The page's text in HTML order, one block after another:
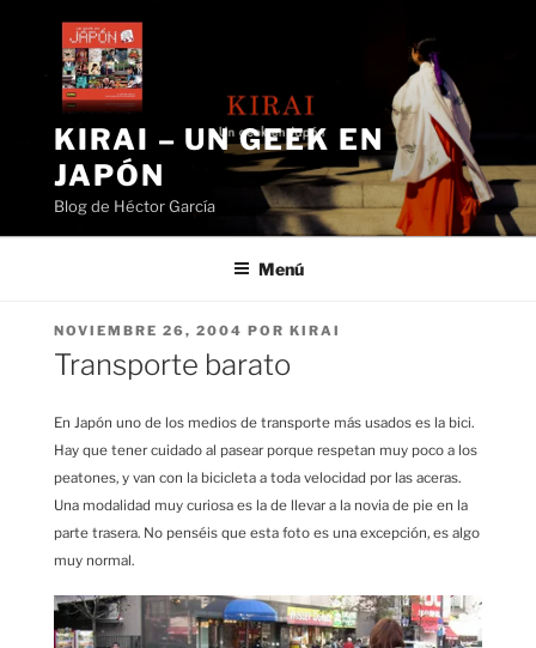
contenido
KIRAI – UN GEEK EN
JAPÓN
Blog de Héctor García
Menú
PUBLICADO
EL
NOVIEMBRE 26, 2004 POR KIRAI
Transporte barato
En Japón uno de los medios de transporte más usados es la bici.
Hay que tener cuidado al pasear porque respetan muy poco a los
peatones, y van con la bicicleta a toda velocidad por las aceras.
Una modalidad muy curiosa es la de llevar a la novia de pie en la
parte trasera. No penséis que esta foto es una excepción, es algo
muy normal.